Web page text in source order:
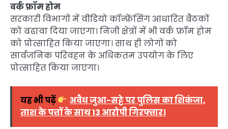
वर्क फ्रॉम होम
सरकारी विभागों में वीडियो कॉन्फ्रेंसिंग आधारित बैठकों
को बढावा दिया जाएगा। निजी क्षेत्रों में भी वर्क फ्रॉम होम
को प्रोत्साहित किया जाएगा। साथ ही लोगों को
सार्वजनिक परिवहन के अधिकतम उपयोग के लिए
प्रोत्साहित किया जाएगा।
यह भी पढ़ें
अवैध जुआ-सट्टे पर पुलिस का शिकंजा,
ताश के पत्तों के साथ 13 आरोपी गिरफ्तार।